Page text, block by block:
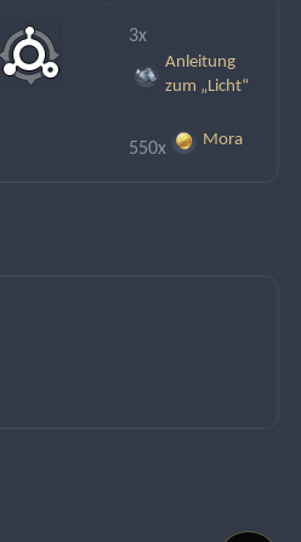
3x
Anleitung
zum „Licht“
550x Mora